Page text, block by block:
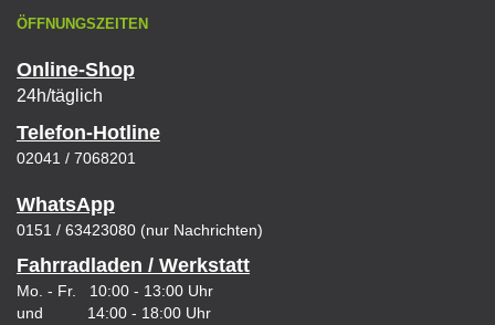
ÖFFNUNGSZEITEN
Online-Shop
24h/täglich
Telefon-Hotline
02041 / 7068201
WhatsApp
0151 / 63423080 (nur Nachrichten)
Fahrradladen / Werkstatt
Mo. - Fr. 10:00 - 13:00 Uhr
und 14:00 - 18:00 Uhr